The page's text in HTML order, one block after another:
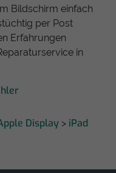
Bildschirm einfach
per Post
Erfahrungen
in
Display > iPad